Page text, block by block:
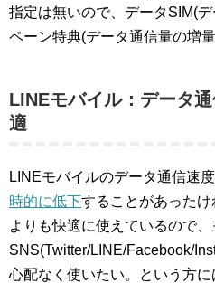
指定は無いので、データSIM(
ペーン特典(データ通信量の増
LINEモバイル：データ
適
LINEモバイルのデータ通信速度
時的に低下することがあった
よりも快適に使えているので、
SNS(Twitter/LINE/Facebook/
心配なく使いたい。という方